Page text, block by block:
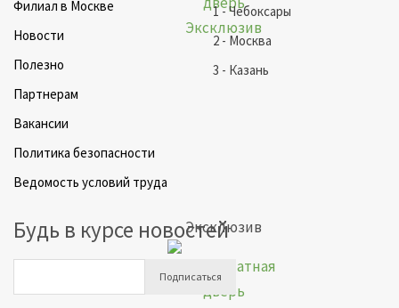
Эксклюзив
Филиал в Москве
Новости
Полезно
Партнерам
Вакансии
Политика безопасности
Ведомость условий труда
1 - Чебоксары
2 - Москва
3 - Казань
Будь в курсе новостей
Подписаться